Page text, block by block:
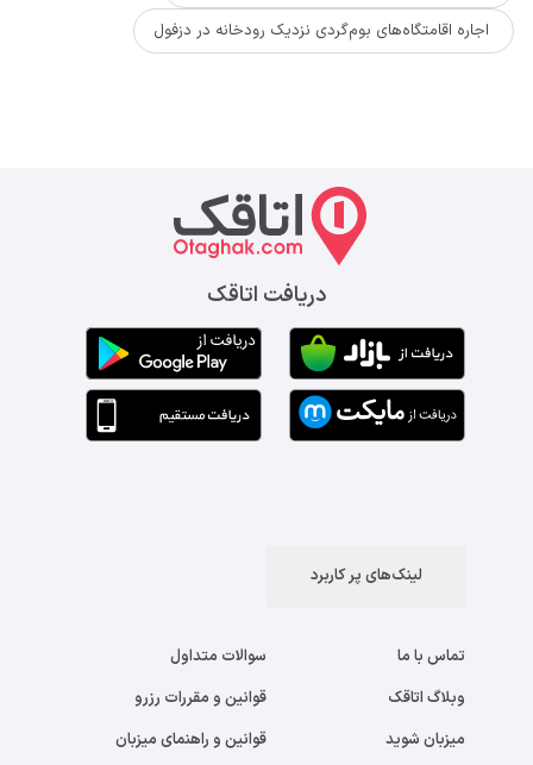
اجاره اقامتگاه‌های بوم‌گردی نزدیک رودخانه در دزفول
دریافت اتاقک
لینک‌های پر کاربرد
تماس با ما
وبلاگ اتاقک
میزبان شوید
سوالات متداول
قوانین و مقررات رزرو
قوانین و راهنمای میزبان